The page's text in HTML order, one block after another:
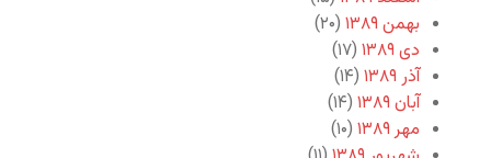
بهمن ۱۳۸۹
(۲۰)
دی ۱۳۸۹
(۱۷)
آذر ۱۳۸۹
(۱۴)
آبان ۱۳۸۹
(۱۴)
مهر ۱۳۸۹
(۱۰)